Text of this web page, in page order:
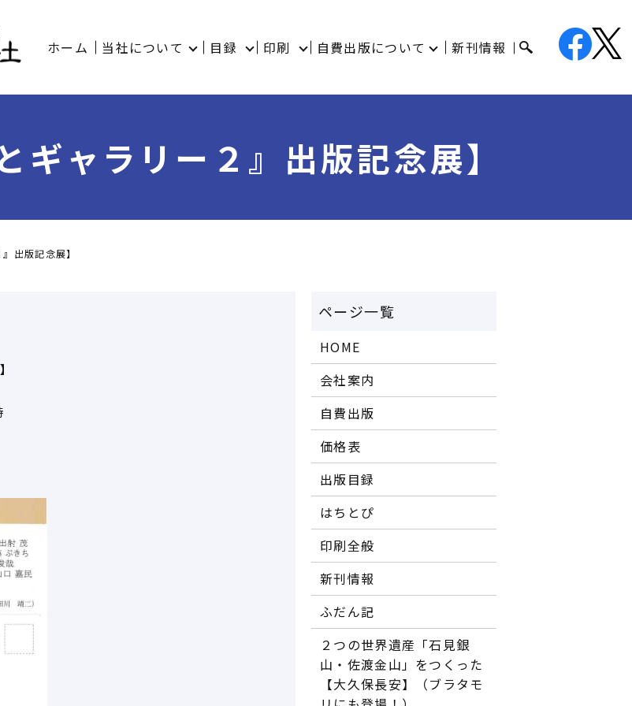
ホーム 当社について 目録 印刷 自費出版について 新刊情報
ギャラリー２』出版記念展】
出版記念展】
HOME
会社案内
自費出版
価格表
出版目録
はちとぴ
印刷全般
新刊情報
ふだん記
２つの世界遺産「石見銀
山・佐渡金山」をつくった
【大久保長安】（ブラタモ